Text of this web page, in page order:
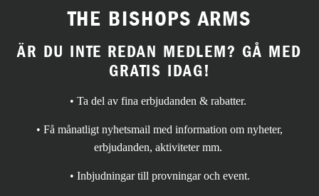
THE BISHOPS ARMS
ÄR DU INTE REDAN MEDLEM? GÅ MED
GRATIS IDAG!
• Ta del av fina erbjudanden & rabatter.
• Få månatligt nyhetsmail med information om nyheter,
erbjudanden, aktiviteter mm.
• Inbjudningar till provningar och event.